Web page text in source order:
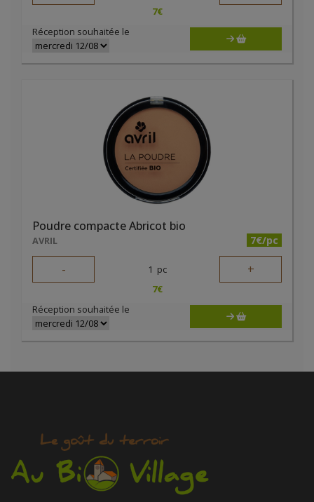
7€
Réception souhaitée le
Poudre compacte Abricot bio
AVRIL 7€/pc
- 1 pc +
7€
Réception souhaitée le